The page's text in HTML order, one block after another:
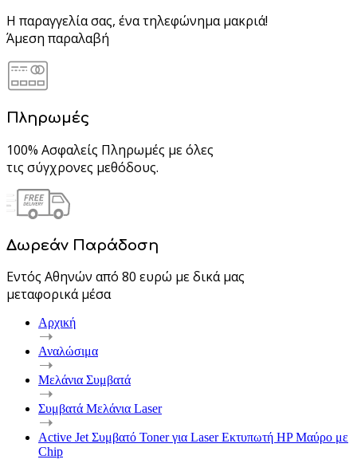
Η παραγγελία σας, ένα τηλεφώνημα μακριά!
Άμεση παραλαβή
Πληρωμές
100% Ασφαλείς Πληρωμές με όλες
τις σύγχρονες μεθόδους.
Δωρεάν Παράδοση
Εντός Αθηνών από 80 ευρώ με δικά μας
μεταφορικά μέσα
Αρχική
Αναλώσιμα
Μελάνια Συμβατά
Συμβατά Μελάνια Laser
Active Jet Συμβατό Toner για Laser Εκτυπωτή HP Μαύρο με
Chip